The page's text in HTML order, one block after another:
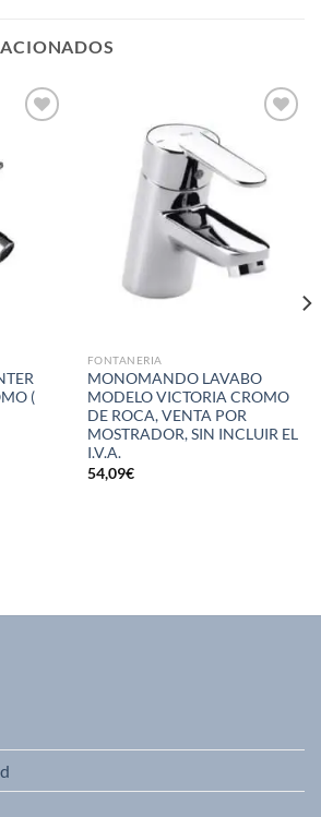
(
lista de
deseos
FONTANERIA
MONOMANDO LAVABO
MODELO VICTORIA CROMO
DE ROCA, VENTA POR
MOSTRADOR, SIN INCLUIR EL
I.V.A.
54,09€